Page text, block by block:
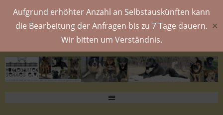
Aufgrund erhöhter Anzahl an Selbstauskünften kann
die Bearbeitung der Anfragen bis zu 7 Tage dauern.
Wir bitten um Verständnis.
✕